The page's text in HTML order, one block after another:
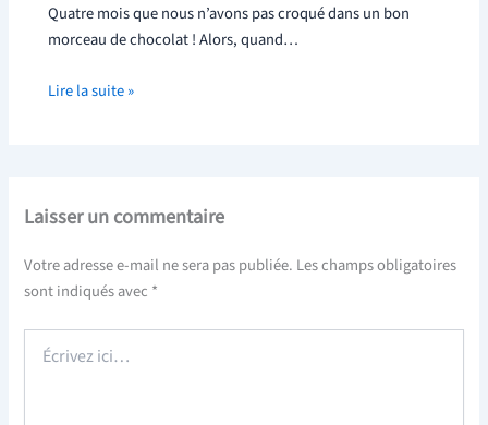
Quatre mois que nous n’avons pas croqué dans un bon
morceau de chocolat ! Alors, quand…
Lire la suite »
Laisser un commentaire
Votre adresse e-mail ne sera pas publiée. Les champs obligatoires
sont indiqués avec *
ici…